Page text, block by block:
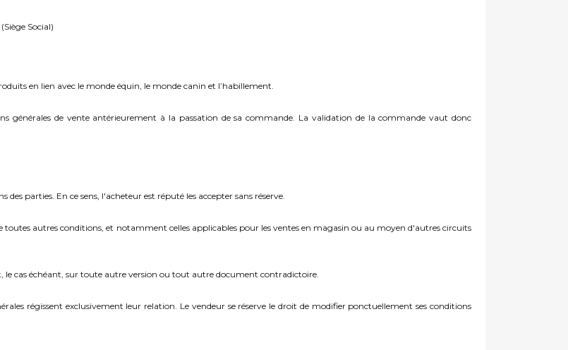
Social)
en lien avec le monde équin, le monde canin et l’habillement.
générales de vente antérieurement à la passation de sa commande. La validation de la commande vaut donc
parties. En ce sens, l'acheteur est réputé les accepter sans réserve.
toutes autres conditions, et notamment celles applicables pour les ventes en magasin ou au moyen d'autres circuits
le cas échéant, sur toute autre version ou tout autre document contradictoire.
régissent exclusivement leur relation. Le vendeur se réserve le droit de modifier ponctuellement ses conditions